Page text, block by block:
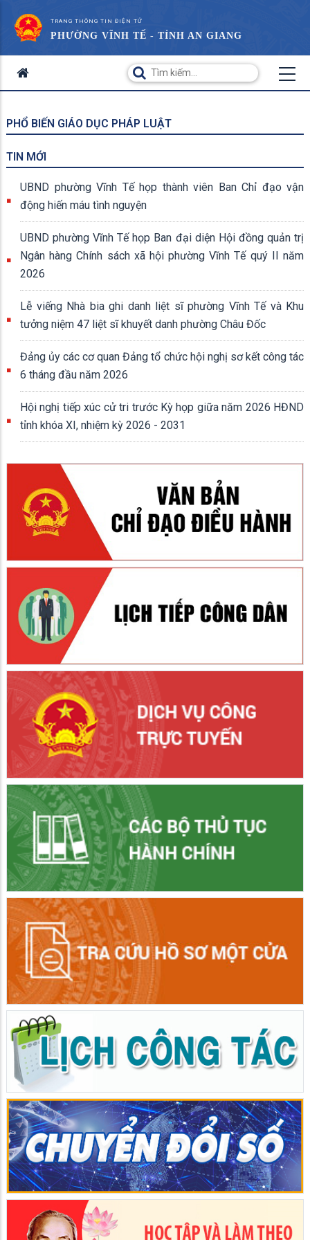
TRANG THÔNG TIN ĐIỆN TỬ
PHƯỜNG VĨNH TẾ - TỈNH AN GIANG
PHỔ BIẾN GIÁO DỤC PHÁP LUẬT
TIN MỚI
UBND phường Vĩnh Tế họp thành viên Ban Chỉ đạo vận
động hiến máu tình nguyện
UBND phường Vĩnh Tế họp Ban đại diện Hội đồng quản trị
Ngân hàng Chính sách xã hội phường Vĩnh Tế quý II năm
2026
Lễ viếng Nhà bia ghi danh liệt sĩ phường Vĩnh Tế và Khu
tưởng niệm 47 liệt sĩ khuyết danh phường Châu Đốc
Đảng ủy các cơ quan Đảng tổ chức hội nghị sơ kết công tác
6 tháng đầu năm 2026
Hội nghị tiếp xúc cử tri trước Kỳ họp giữa năm 2026 HĐND
tỉnh khóa XI, nhiệm kỳ 2026 - 2031